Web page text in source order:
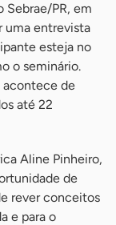
Sebrae/PR, em
uma entrevista
esteja no
o seminário.
acontece de
até 22
Aline Pinheiro,
de
rever conceitos
e para o